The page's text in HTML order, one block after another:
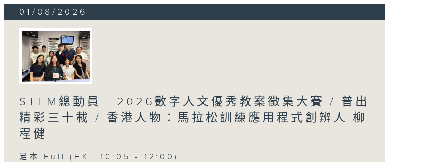
01/08/2026
STEM總動員 : 2026數字人文優秀教案徵集大賽 / 普出
精彩三十載 / 香港人物：馬拉松訓練應用程式創辨人 柳
程健
足本 Full (HKT 10:05 - 12:00)